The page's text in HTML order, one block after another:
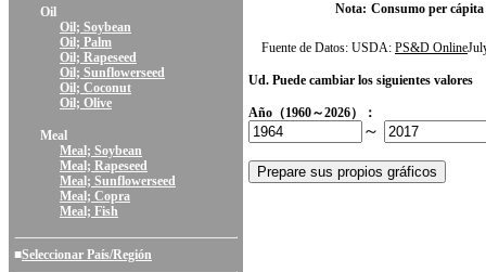
Oil
Oil; Soybean
Oil; Palm
Oil; Rapeseed
Oil; Sunflowerseed
Oil; Coconut
Oil; Olive
Meal
Meal; Soybean
Meal; Rapeseed
Meal; Sunflowerseed
Meal; Copra
Meal; Fish
■Seleccionar País/Región
Nota: Consumo per cápita
Fuente de Datos: USDA: PS&D Online
Ud. Puede cambiar los siguientes valores
Año（1960～2026）：
～